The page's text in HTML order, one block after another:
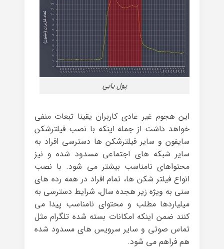
پول یابی
این هجوم غیر عادی کاربران یقینا تبعات منفی
خواهد داشت از جمله اینکه با نصب فیلترشکن
سایفون و سایر فیلترشکن ها دسترسی افراد به
سایر شبکه های اجتماعی مسدود شده و نیز
محتواهای نامناسب بیشتر می شود. با نصب
انواع فیلتر شکن ها، تمام افراد در همه رده های
سنی به ویژه زیر هجده سال، شرایط دسترسی به
میلیاردها مطلب و محتوای نامناسب پیدا می
کنند ضمن اینکه امکانات بسته شده تلگرام مثل
تماس صوتی و سایر سرویس های مسدود شده
هم فراهم می شود.